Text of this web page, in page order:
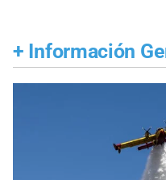
+ Información